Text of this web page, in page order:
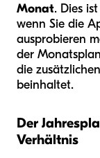
Monat. Dies
wenn Sie die
ausprobieren
der Monatsplan
die
beinhaltet.
Der
Verhältnis